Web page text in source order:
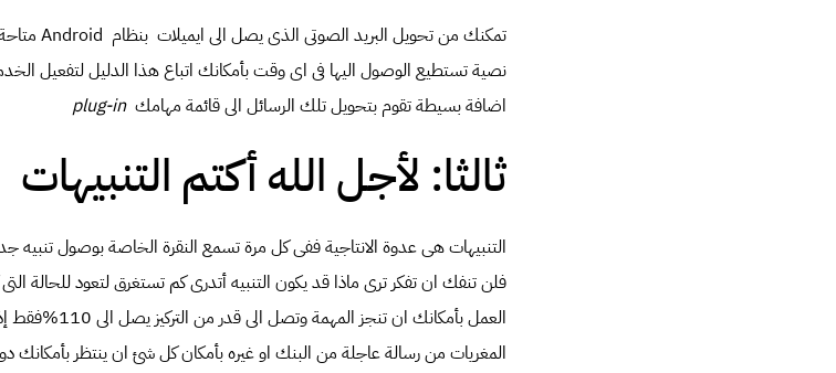
تمكنك من تحويل البريد الصوتى الذى يصل الى ايميلات بنظام Android
نصية تستطيع الوصول اليها فى اى وقت بأمكانك اتباع هذا الدليل لتفعيل
اضافة بسيطة تقوم بتحويل تلك الرسائل الى قائمة مهامكplug-in
ثالثا: لأجل الله أكتم التنبيهات
التنبيهات هى عدوة الانتاجية ففى كل مرة تسمع النقرة الخاصة بوصول تنبيه
فلن تنفك ان تفكر ترى ماذا قد يكون التنبيه أتدرى كم تستغرق لتعود للحالة
العمل بأمكانك ان
المغريات من رسالة عاجلة من البنك او غيره بأمكان كل شئ ان ينتظر بأمكانك